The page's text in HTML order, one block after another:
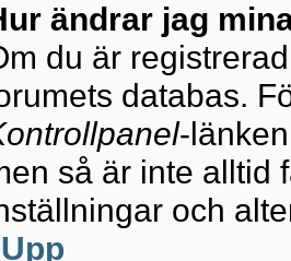
ändrar jag
du är
databas.
-
så är inte alltid
och
Upp